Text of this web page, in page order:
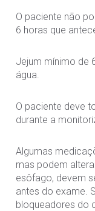
O paciente não
6 horas que
Jejum mínimo de
água.
O paciente deve
durante a
Algumas
mas podem
esôfago, devem
antes do exame.
bloqueadores do